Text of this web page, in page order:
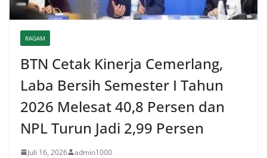
RAGAM
BTN Cetak Kinerja Cemerlang,
Laba Bersih Semester I Tahun
2026 Melesat 40,8 Persen dan
NPL Turun Jadi 2,99 Persen
Juli 16, 2026 admin1000